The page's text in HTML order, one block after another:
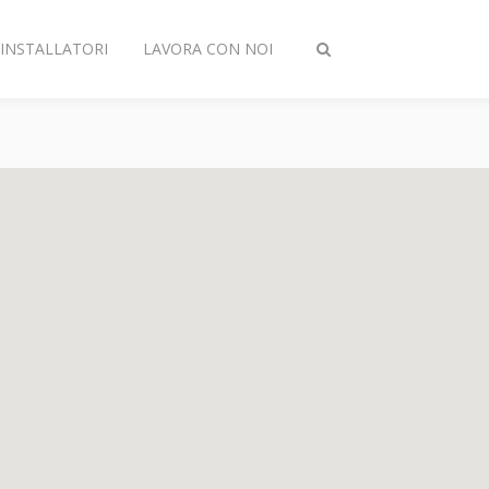
Attiva/disattiva
INSTALLATORI LAVORA CON NOI